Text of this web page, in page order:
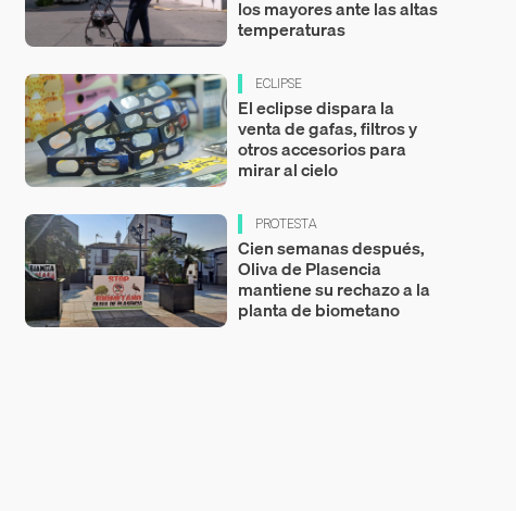
los mayores ante las altas
temperaturas
ECLIPSE
El eclipse dispara la
venta de gafas, filtros y
otros accesorios para
mirar al cielo
PROTESTA
Cien semanas después,
Oliva de Plasencia
mantiene su rechazo a la
planta de biometano